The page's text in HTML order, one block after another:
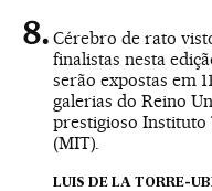
Cérebro de rato
finalistas nesta
serão expostas em
galerias do Reino
prestigioso Instituto
(MIT).
LUIS DE LA TORRE-